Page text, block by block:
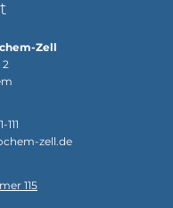
Zell
111
zell.de
115